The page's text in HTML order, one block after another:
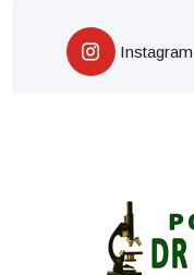
Instagram